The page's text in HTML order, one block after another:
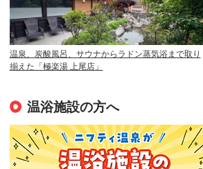
温泉、炭酸風呂、サウナからラドン蒸気浴まで取り
揃えた「極楽湯 上尾店」
温浴施設の方へ